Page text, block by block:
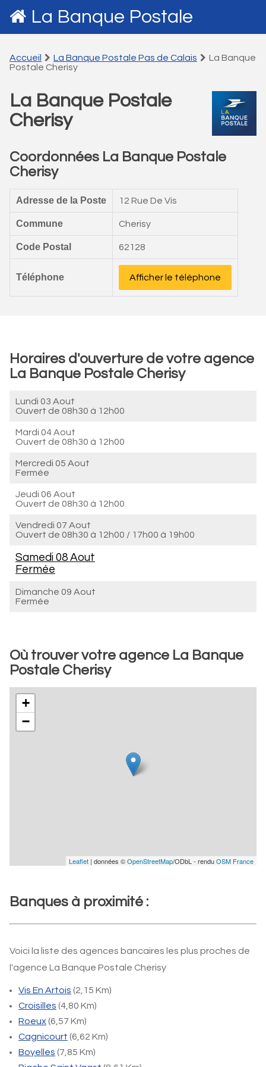
La Banque Postale
Accueil La Banque Postale Pas de Calais
La Banque
Postale Cherisy
La Banque Postale
Cherisy
Coordonnées La Banque Postale
Cherisy
Adresse de la Poste 12 Rue De Vis
Commune Cherisy
Code Postal 62128
Téléphone Afficher le téléphone
Horaires d'ouverture de votre agence
La Banque Postale Cherisy
Lundi 03 Aout
Ouvert de 08h30 à 12h00
Mardi 04 Aout
Ouvert de 08h30 à 12h00
Mercredi 05 Aout
Fermée
Jeudi 06 Aout
Ouvert de 08h30 à 12h00
Vendredi 07 Aout
Ouvert de 08h30 à 12h00 / 17h00 à 19h00
Samedi 08 Aout
Fermée
Dimanche 09 Aout
Fermée
Où trouver votre agence La Banque
Postale Cherisy
+
−
Leaflet | données ©OpenStreetMap/ODbL - renduOSM France
Banques à proximité :
Voici la liste des agences bancaires les plus proches de
l'agence La Banque Postale Cherisy
Vis En Artois (2,15 Km)
Croisilles (4,80 Km)
Roeux(6,57 Km)
Cagnicourt (6,62 Km)
Boyelles (7,85 Km)